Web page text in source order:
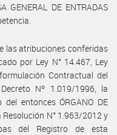
GENERAL DE ENTRADAS
las atribuciones conferidas
por Ley N° 14.467, Ley
Contractual del
Nº 1.019/1996, la
entonces ÓRGANO DE
Resolución N° 1.963/2012 y
del Registro de esta